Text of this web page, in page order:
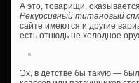
А это, товарищи,
Рекурсивный титановый
сайте имеются и другие
есть отнюдь не холодное
Эх, в детстве бы такую —